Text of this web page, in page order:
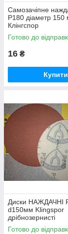
Самозачіпне
Р180 діаметр 150
Клінгспор
Готово до
16 ₴
Купити
Диски НАЖДАЧНІ
d150мм Klingspor
дрібнозернисті
Готово до